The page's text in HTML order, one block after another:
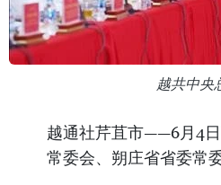
越共中央
越通社芹苴市——6月4
常委会、朔庄省省委常